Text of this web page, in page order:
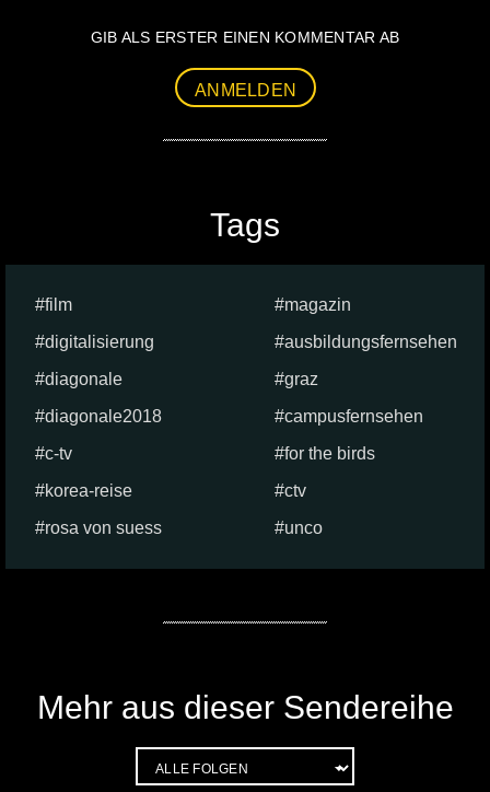
GIB ALS ERSTER EINEN KOMMENTAR AB
ANMELDEN
Tags
film
magazin
digitalisierung
ausbildungsfernsehen
diagonale
graz
diagonale2018
campusfernsehen
c-tv
for the birds
korea-reise
ctv
rosa von suess
unco
Mehr aus dieser Sendereihe